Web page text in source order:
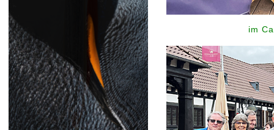
im